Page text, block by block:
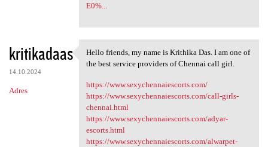
E0%...
kritikadaas
14.10.2024
Adres
Hello friends, my name is
Hello friends, my name is Krithika Das. I am one of
the best service providers of Chennai call girl.
https://www.sexychennaiescorts.com/
https://www.sexychennaiescorts.com/call-girls-
chennai.html
https://www.sexychennaiescorts.com/adyar-
escorts.html
https://www.sexychennaiescorts.com/alwarpet-